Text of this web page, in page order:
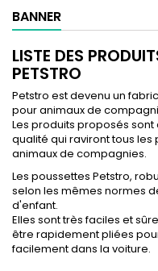
BANNER
LISTE DES
PETSTRO
Petstro est devenu un
pour animaux de
Les produits proposés
qualité qui raviront tous
animaux de compagnies.
Les poussettes Petstro,
selon les mêmes normes
d'enfant.
Elles sont très faciles et
être rapidement pliées
facilement dans la voiture.